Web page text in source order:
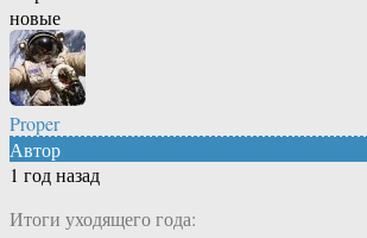
новые
Proper
Автор
1 год назад
Итоги уходящего года: